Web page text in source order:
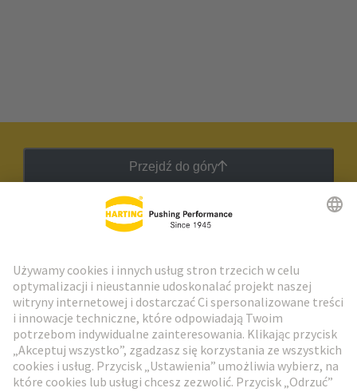
Przejdź do góry
Przejdź do rejestracji
Social Media